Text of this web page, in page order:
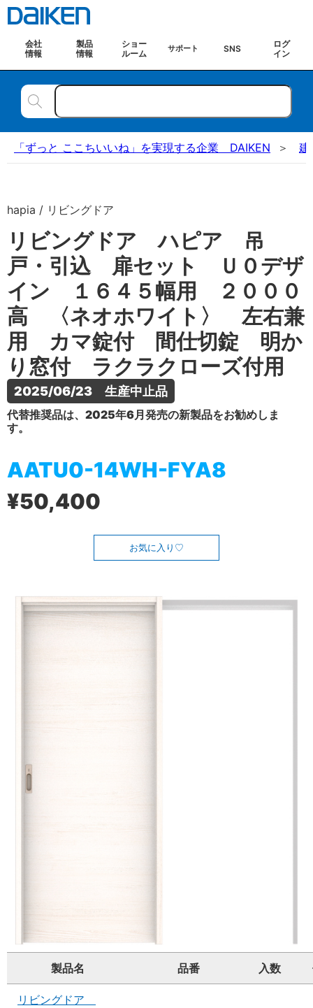
会社
情報
製品
情報
ショー
ルーム
サポート SNS
ログ
イン
「ずっと ここちいいね」を実現する企業 DAIKEN 建
hapia / リビングドア
リビングドア ハピア 吊
戸・引込 扉セット Ｕ０デザ
イン １６４５幅用 ２０００
高 〈ネオホワイト〉 左右兼
用 カマ錠付 間仕切錠 明か
り窓付 ラクラクローズ付用
2025/06/23　生産中止品
代替推奨品は、2025年6月発売の新製品をお勧めしま
す。
AATU0-14WH-FYA8
¥50,400
お気に入り
製品名 品番 入数
リビングドア